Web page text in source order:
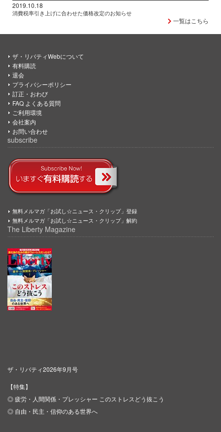
2019.10.18
消費税率引き上げに合わせた価格改定のお知らせ
一覧はこちら
ザ・リバティWebについて
有料購読
退会
プライバシーポリシー
訂正・おわび
FAQ よくある質問
ご利用環境
会社案内
お問い合わせ
subscribe
無料メルマガ「お試し☆ニュース・クリップ」登録
無料メルマガ「お試し☆ニュース・クリップ」解約
The Liberty Magazine
ザ・リバティ2026年9月号
【特集】
◎ 疲労・人間関係・プレッシャー このストレスどう抜こう
◎ 自由・民主・信仰のある世界へ